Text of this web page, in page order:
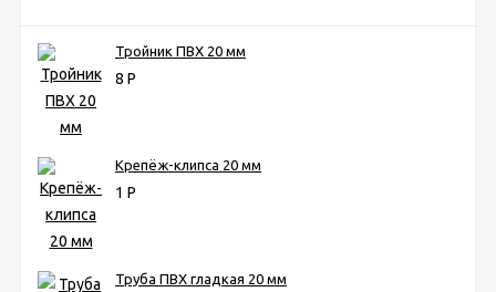
Тройник ПВХ 20 мм
8 Р
Крепёж-клипса 20 мм
1 Р
Труба ПВХ гладкая 20 мм